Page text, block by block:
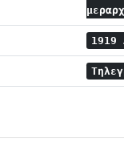
1919